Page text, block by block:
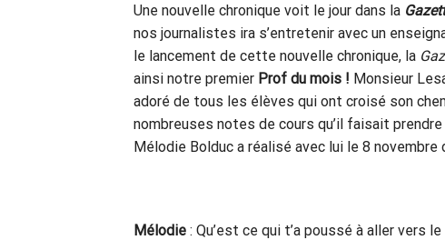
Une nouvelle chronique voit le jour dans la
nos journalistes ira s’entretenir avec un
le lancement de cette nouvelle chronique, la
ainsi notre premier Prof du mois ! Monsieur
adoré de tous les élèves qui ont croisé son
nombreuses notes de cours qu’il faisait
Mélodie Bolduc a réalisé avec lui le 8 novembre
Mélodie : Qu’est ce qui t’a poussé à aller vers